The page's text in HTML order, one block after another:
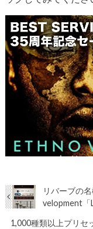
リバーブの
velopment「
1,000種類以上プリセ